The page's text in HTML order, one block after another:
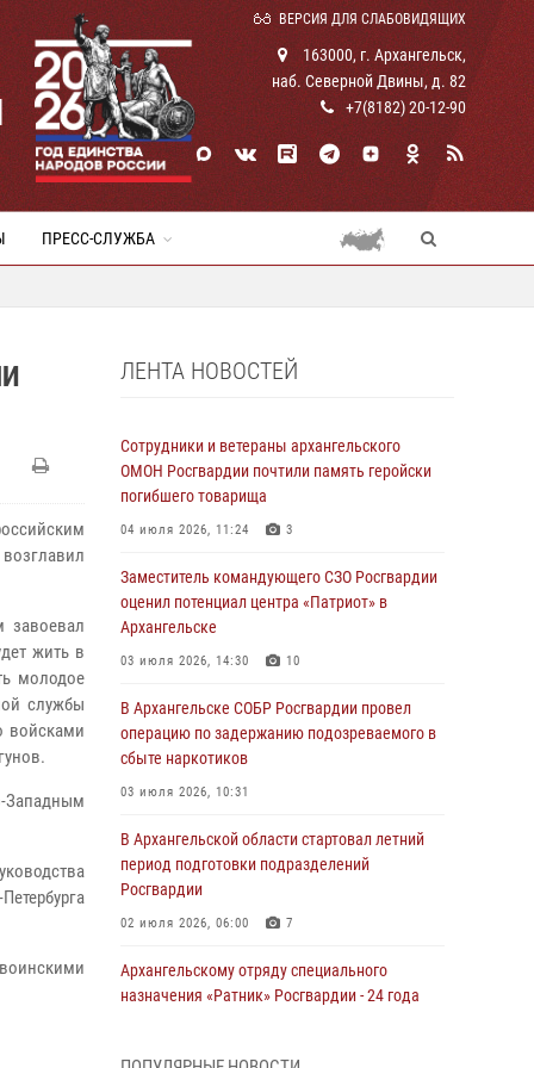
ВЕРСИЯ ДЛЯ СЛАБОВИДЯЩИХ
163000, г. Архангельск,
наб. Северной Двины, д. 82
+7(8182) 20-12-90
ПРЕСС-СЛУЖБА
завоевал
жить в
молодое
службы
войсками
Западным
ЛЕНТА НОВОСТЕЙ
Сотрудники и ветераны архангельского
ОМОН Росгвардии почтили память геройски
погибшего товарища
04 июля 2026, 11:24 3
Заместитель командующего СЗО Росгвардии
оценил потенциал центра «Патриот» в
Архангельске
03 июля 2026, 14:30 10
В Архангельске СОБР Росгвардии провел
операцию по задержанию подозреваемого в
сбыте наркотиков
03 июля 2026, 10:31
В Архангельской области стартовал летний
период подготовки подразделений
Росгвардии
02 июля 2026, 06:00 7
Архангельскому отряду специального
назначения «Ратник» Росгвардии - 24 года